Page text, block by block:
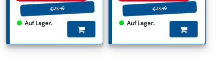
€ 23.90
Auf Lager.
€ 23.90
Auf Lager.